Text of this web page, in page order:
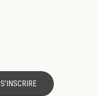
S'INSCRIRE